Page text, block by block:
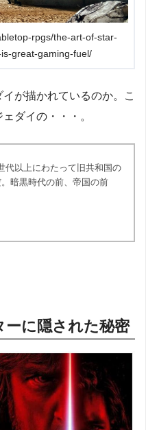
rpgs/the-art-of-star-
great-gaming-fuel/
が描かれているのか。こ
ダイの・・・。
代以上にわたって旧共和国の
暗黒時代の前、帝国の前
に隠された秘密